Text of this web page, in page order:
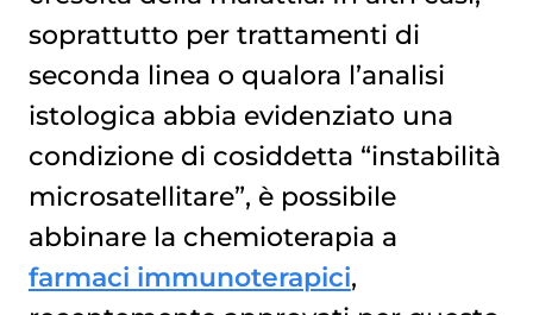
soprattutto per trattamenti di
seconda linea o qualora l’analisi
istologica abbia evidenziato una
condizione di cosiddetta “instabilità
microsatellitare”, è possibile
abbinare la chemioterapia a
farmaci immunoterapici,